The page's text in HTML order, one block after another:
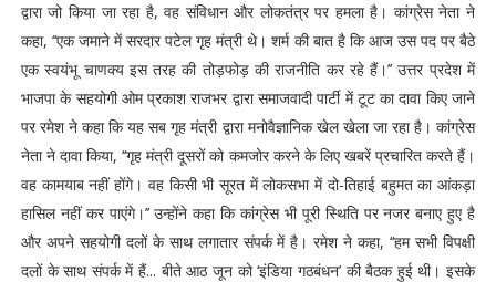
द्वारा जो किया जा रहा है, वह संविधान और लोकतंत्र पर हमला है। कांग्रेस नेता ने
कहा, ‘‘एक जमाने में सरदार पटेल गृह मंत्री थे। शर्म की बात है कि आज उस पद पर बैठे
एक स्वयंभू चाणक्य इस तरह की तोड़फोड़ की राजनीति कर रहे हैं।’’ उत्तर प्रदेश में
भाजपा के सहयोगी ओम प्रकाश राजभर द्वारा समाजवादी पार्टी में टूट का दावा किए जाने
पर रमेश ने कहा कि यह सब गृह मंत्री द्वारा मनोवैज्ञानिक खेल खेला जा रहा है। कांग्रेस
नेता ने दावा किया, ‘‘गृह मंत्री दूसरों को कमजोर करने के लिए खबरें प्रचारित करते हैं।
वह कामयाब नहीं होंगे। वह किसी भी सूरत में लोकसभा में दो-तिहाई बहुमत का आंकड़ा
हासिल नहीं कर पाएंगे।’’ उन्होंने कहा कि कांग्रेस भी पूरी स्थिति पर नजर बनाए हुए है
और अपने सहयोगी दलों के साथ लगातार संपर्क में है। रमेश ने कहा, ‘‘हम सभी विपक्षी
दलों के साथ संपर्क में हैं... बीते आठ जून को ‘इंडिया गठबंधन’ की बैठक हुई थी। इसके